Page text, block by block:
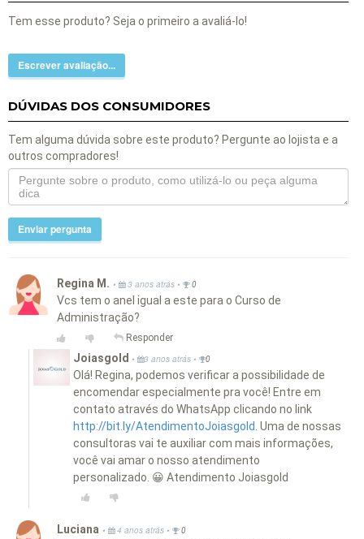
Tem esse produto? Seja o primeiro a avaliá-lo!
Escrever avaliação...
DÚVIDAS DOS CONSUMIDORES
Tem alguma dúvida sobre este produto? Pergunte ao lojista e a
outros compradores!
Enviar pergunta
Regina M. • 3 anos atrás • 0
Vcs tem o anel igual a este para o Curso de
Administração?
Responder
Joiasgold • 3 anos atrás • 0
Olá! Regina, podemos verificar a possibilidade de
encomendar especialmente pra você! Entre em
contato através do WhatsApp clicando no link
http://bit.ly/AtendimentoJoiasgold. Uma de nossas
consultoras vai te auxiliar com mais informações,
você vai amar o nosso atendimento
personalizado. 😀 Atendimento Joiasgold
Luciana • 4 anos atrás • 0